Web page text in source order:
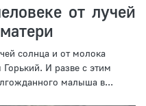
от лучей
солнца и от молока
И разве с этим
малыша в...